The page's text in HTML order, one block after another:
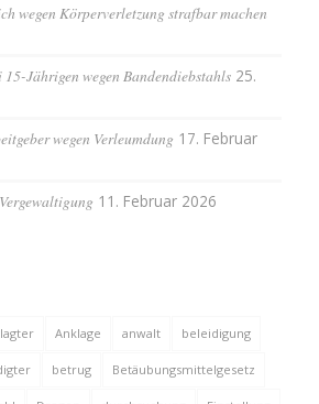
wegen Körperverletzung strafbar machen
Jährigen wegen Bandendiebstahls 25.
wegen Verleumdung 17. Februar
11. Februar 2026
Anklage anwalt beleidigung
betrug Betäubungsmittelgesetz